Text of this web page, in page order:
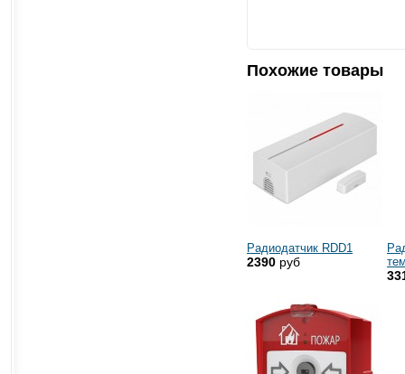
Похожие товары
Радиодатчик RDD1
2390 руб